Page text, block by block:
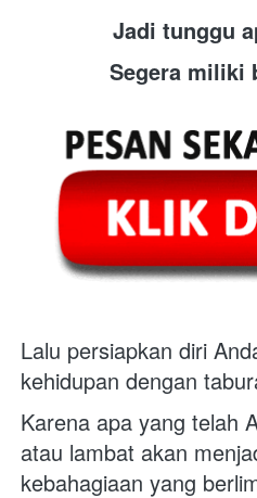
Jadi tunggu
Segera miliki
Lalu persiapkan diri
kehidupan dengan
Karena apa yang telah
atau lambat akan
kebahagiaan yang